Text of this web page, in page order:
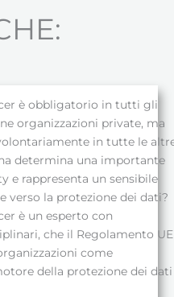
è obbligatorio in tutti gli
organizzazioni private, ma
in tutte le
determina una importante
e rappresenta un sensibile
verso la protezione dei dati?
è un esperto con
che il Regolamento UE
come
della protezione dei dati